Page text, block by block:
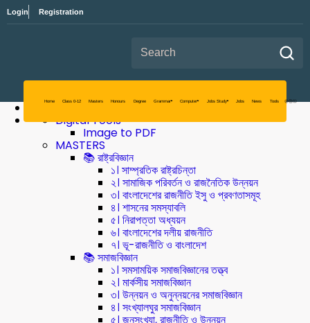
Login Registration
Home Class 0-12
Digital Tools
Image to PDF
MASTERS
📚 রাষ্ট্রবিজ্ঞান
১। সাম্প্রতিক রাষ্ট্রচিন্তা
২। সামাজিক পরিবর্তন ও রাজনৈতিক উন্নয়ন
৩। বাংলাদেশের রাজনীতি ইসু ও প্রবণতাসমূহ
৪। শাসনের সমস্যাবলি
৫। নিরাপত্তা অধ্যয়ন
৬। বাংলাদেশের দলীয় রাজনীতি
৭। ভূ-রাজনীতি ও বাংলাদেশ
📚 সমাজবিজ্ঞান
১। সমসাময়িক সমাজবিজ্ঞানের তত্ত্ব
২। মার্কসীয় সমাজবিজ্ঞান
৩। উন্নয়ন ও অনুন্নয়নের সমাজবিজ্ঞান
৪। সংখ্যালঘুর সমাজবিজ্ঞান